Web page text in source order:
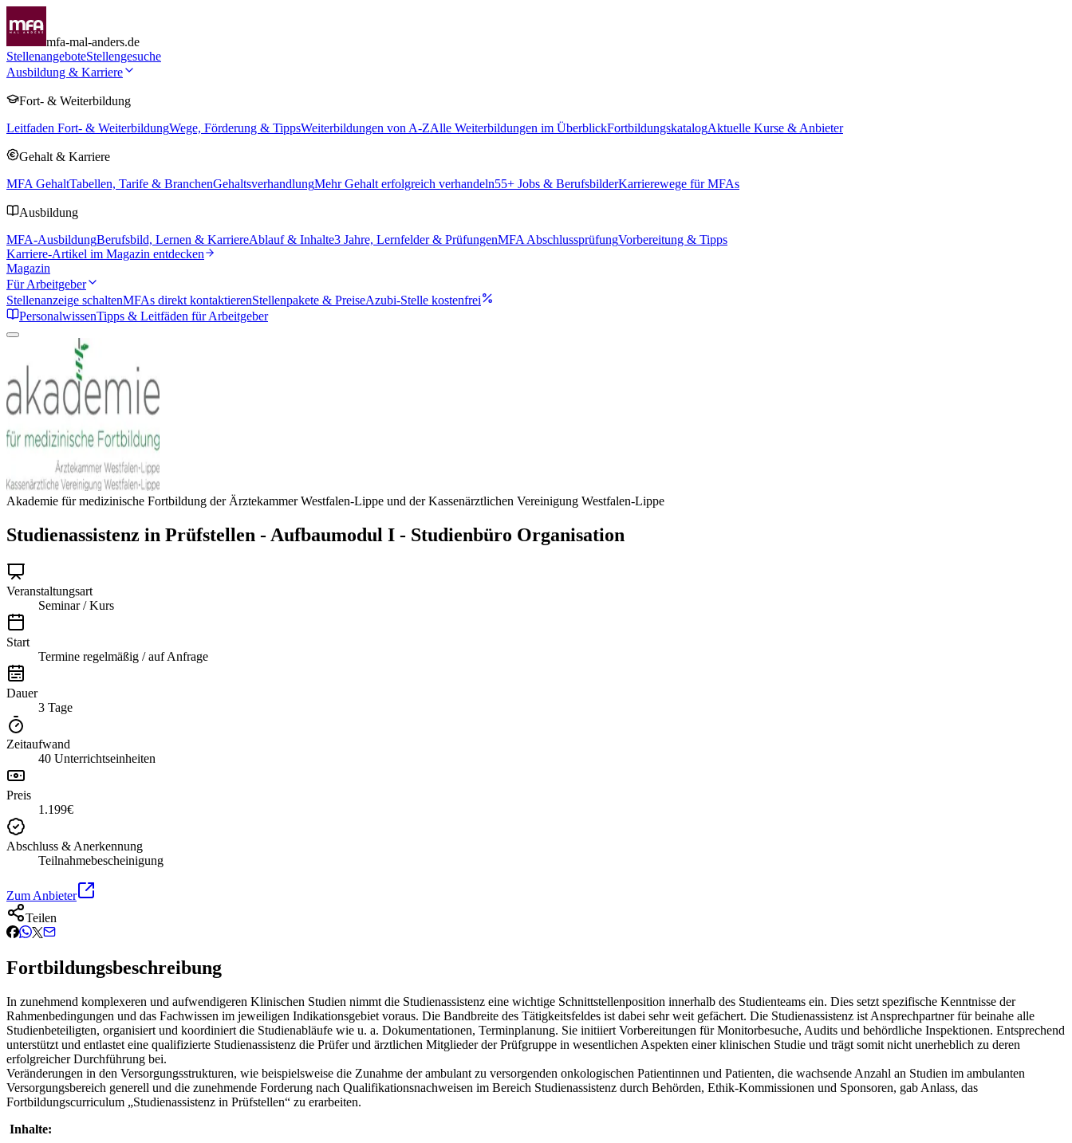
mfa-mal-anders.de
StellenangeboteStellengesuche
Ausbildung & Karriere
Fort- & Weiterbildung
Leitfaden Fort- & WeiterbildungWege, Förderung & TippsWeiterbildungen von A-ZAlle Weiterbildungen im ÜberblickFortbildungskatalogAktuelle Kurse & Anbieter
Gehalt & Karriere
MFA GehaltTabellen, Tarife & BranchenGehaltsverhandlungMehr Gehalt erfolgreich verhandeln55+ Jobs & BerufsbilderKarrierewege für MFAs
Ausbildung
MFA-AusbildungBerufsbild, Lernen & KarriereAblauf & Inhalte3 Jahre, Lernfelder & PrüfungenMFA AbschlussprüfungVorbereitung & Tipps
Karriere-Artikel im Magazin entdecken
Magazin
Für Arbeitgeber
Stellenanzeige schaltenMFAs direkt kontaktierenStellenpakete & PreiseAzubi-Stelle kostenfrei
PersonalwissenTipps & Leitfäden für Arbeitgeber
Akademie für medizinische Fortbildung der Ärztekammer Westfalen-Lippe und der Kassenärztlichen Vereinigung Westfalen-Lippe
Studienassistenz in Prüfstellen - Aufbaumodul I - Studienbüro Organisation
Veranstaltungsart
Seminar / Kurs
Start
Termine regelmäßig / auf Anfrage
Dauer
3 Tage
Zeitaufwand
40 Unterrichtseinheiten
Preis
1.199€
Abschluss & Anerkennung
Teilnahmebescheinigung
Zum Anbieter
Teilen
Fortbildungsbeschreibung
In zunehmend komplexeren und aufwendigeren Klinischen Studien nimmt die Studienassistenz eine wichtige Schnittstellenposition innerhalb des Studienteams ein. Dies setzt spezifische Kenntnisse der
Rahmenbedingungen und das Fachwissen im jeweiligen Indikationsgebiet voraus. Die Bandbreite des Tätigkeitsfeldes ist dabei sehr weit gefächert. Die Studienassistenz ist Ansprechpartner für beinahe alle
Studienbeteiligten, organisiert und koordiniert die Studienabläufe wie u. a. Dokumentationen, Terminplanung. Sie initiiert Vorbereitungen für Monitorbesuche, Audits und behördliche Inspektionen. Entsprechend
unterstützt und entlastet eine qualifizierte Studienassistenz die Prüfer und ärztlichen Mitglieder der Prüfgruppe in wesentlichen Aspekten einer klinischen Studie und trägt somit nicht unerheblich zu deren
erfolgreicher Durchführung bei.
Veränderungen in den Versorgungsstrukturen, wie beispielsweise die Zunahme der ambulant zu versorgenden onkologischen Patientinnen und Patienten, die wachsende Anzahl an Studien im ambulanten
Versorgungsbereich generell und die zunehmende Forderung nach Qualifikationsnachweisen im Bereich Studienassistenz durch Behörden, Ethik-Kommissionen und Sponsoren, gab Anlass, das
Fortbildungscurriculum „Studienassistenz in Prüfstellen“ zu erarbeiten.
Inhalte: